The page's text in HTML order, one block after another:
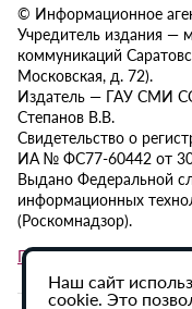
© Информационное
Учредитель издания —
коммуникаций
Московская, д. 72).
Издатель — ГАУ СМИ СО
Степанов В.В.
Свидетельство о
ИА № ФС77-60442 от 30
Выдано Федеральной
информационных
(Роскомнадзор).
Политика в отношении
Наш сайт
cookie. Это